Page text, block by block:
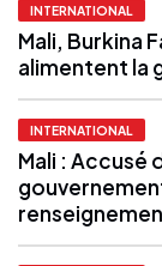
INTERNATIONAL
Mali, Burkina
alimentent la
INTERNATIONAL
Mali : Accusé